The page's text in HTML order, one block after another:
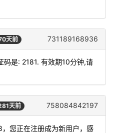
天前 731189168936
码是: 2181. 有效期10分钟,请
天前 758084842197
您正在注册成为新用户，感